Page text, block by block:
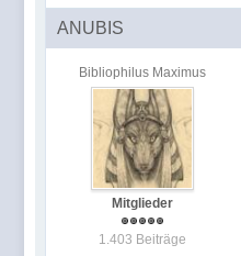
ANUBIS
Bibliophilus Maximus
Mitglieder
1.403 Beiträge